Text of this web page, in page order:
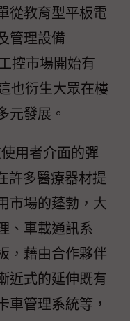
從教育型平板電
管理設備
控市場開始有
也衍生大眾在樓
元發展。
用者介面的彈
許多醫療器材提
市場的蓬勃，大
、車載通訊系
，藉由合作夥伴
近式的延伸既有
車管理系統等，